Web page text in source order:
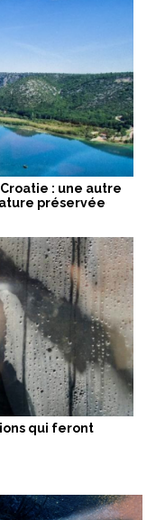
: une autre
préservée
qui feront